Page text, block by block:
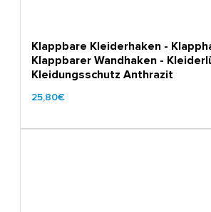
Klappbare Kleiderhaken -
Klappbarer Wandhaken -
Kleidungsschutz Anthrazit
25,80€